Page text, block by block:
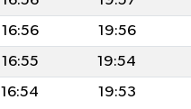
16:56 19:56
16:55 19:54
16:54 19:53